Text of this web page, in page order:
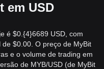
em USD
é $0.{​4}6689 USD, com
$0.00. O preço de MyBit
e o volume de trading em
de MYB/USD (de MyBit